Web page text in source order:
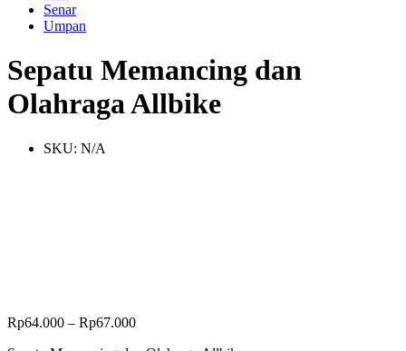
Senar
Umpan
Sepatu Memancing dan
Olahraga Allbike
SKU: N/A
Rp64.000 – Rp67.000